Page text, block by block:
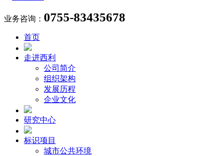
业务咨询： 0755-83435678
首页
走进西利
公司简介
组织架构
发展历程
企业文化
研究中心
标识项目
城市公共环境